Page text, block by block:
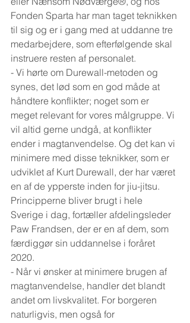
Fonden Sparta har man taget teknikken
til sig og er i gang med at uddanne tre
medarbejdere, som efterfølgende skal
instruere resten af personalet.
- Vi hørte om Durewall-metoden og
synes, det lød som en god måde at
håndtere konflikter; noget som er
meget relevant for vores målgruppe. Vi
vil altid gerne undgå, at konflikter
ender i magtanvendelse. Og det kan vi
minimere med disse teknikker, som er
udviklet af Kurt Durewall, der har været
en af de ypperste inden for jiu-jitsu.
Principperne bliver brugt i hele
Sverige i dag, fortæller afdelingsleder
Paw Frandsen, der er en af dem, som
færdiggør sin uddannelse i foråret
2020.
- Når vi ønsker at minimere brugen af
magtanvendelse, handler det blandt
andet om livskvalitet. For borgeren
naturligvis, men også for